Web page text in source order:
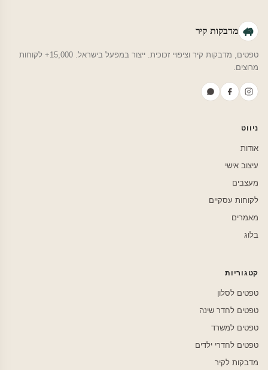
מדבקות קיר
טפטים, מדבקות קיר וציפויי זכוכית. ייצור במפעל בישראל. 15,000+ לקוחות
מרוצים.
ניווט
אודות
עיצוב אישי
מעצבים
לקוחות עסקיים
מאמרים
בלוג
קטגוריות
טפטים לסלון
טפטים לחדר שינה
טפטים למשרד
טפטים לחדרי ילדים
מדבקות לקיר